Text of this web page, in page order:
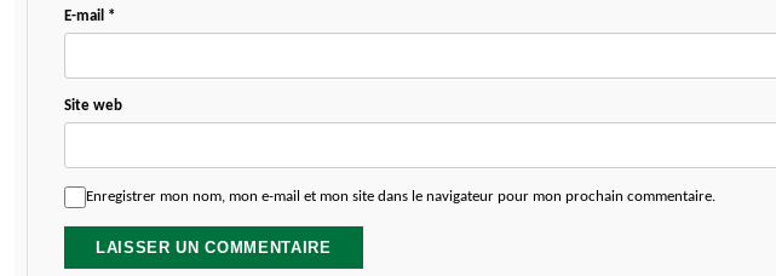
E-mail *
Site web
Enregistrer mon nom, mon e-mail et mon site dans le navigateur pour mon prochain commentaire.